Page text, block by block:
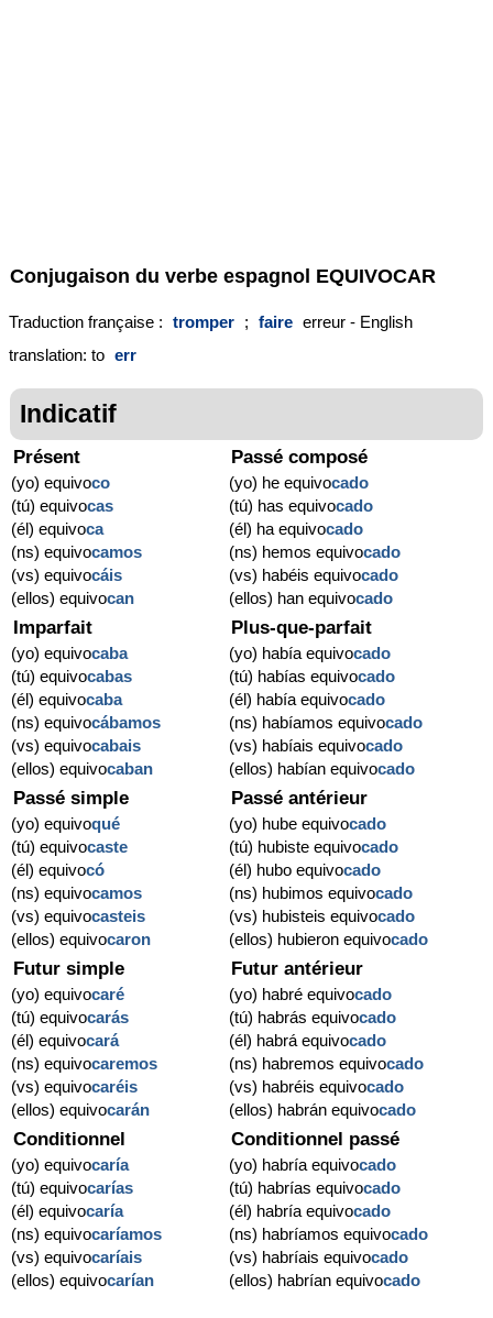
Conjugaison du verbe espagnol EQUIVOCAR
Traduction française : tromper ; faire erreur - English
translation: to err
Indicatif
Présent
(yo) equivoco
(tú) equivocas
(él) equivoca
(ns) equivocamos
(vs) equivocáis
(ellos) equivocan
Passé composé
(yo) he equivocado
(tú) has equivocado
(él) ha equivocado
(ns) hemos equivocado
(vs) habéis equivocado
(ellos) han equivocado
Imparfait
(yo) equivocaba
(tú) equivocabas
(él) equivocaba
(ns) equivocábamos
(vs) equivocabais
(ellos) equivocaban
Plus-que-parfait
(yo) había equivocado
(tú) habías equivocado
(él) había equivocado
(ns) habíamos equivocado
(vs) habíais equivocado
(ellos) habían equivocado
Passé simple
(yo) equivoqué
(tú) equivocaste
(él) equivocó
(ns) equivocamos
(vs) equivocasteis
(ellos) equivocaron
Passé antérieur
(yo) hube equivocado
(tú) hubiste equivocado
(él) hubo equivocado
(ns) hubimos equivocado
(vs) hubisteis equivocado
(ellos) hubieron equivocado
Futur simple
(yo) equivocaré
(tú) equivocarás
(él) equivocará
(ns) equivocaremos
(vs) equivocaréis
(ellos) equivocarán
Futur antérieur
(yo) habré equivocado
(tú) habrás equivocado
(él) habrá equivocado
(ns) habremos equivocado
(vs) habréis equivocado
(ellos) habrán equivocado
Conditionnel
(yo) equivocaría
(tú) equivocarías
(él) equivocaría
(ns) equivocaríamos
(vs) equivocaríais
(ellos) equivocarían
Conditionnel passé
(yo) habría equivocado
(tú) habrías equivocado
(él) habría equivocado
(ns) habríamos equivocado
(vs) habríais equivocado
(ellos) habrían equivocado